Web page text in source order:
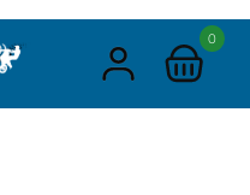
0